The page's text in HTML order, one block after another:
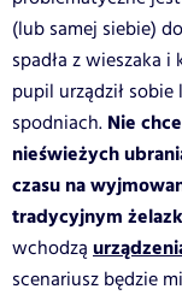
(lub samej siebie)
spadła z wieszaka
pupil urządził
spodniach. Nie
nieświeżych
czasu na
tradycyjnym
wchodzą
scenariusz będzie